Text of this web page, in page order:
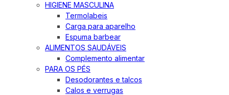
HIGIENE MASCULINA
Termolabeis
Carga para aparelho
Espuma barbear
ALIMENTOS SAUDÁVEIS
Complemento alimentar
PARA OS PÉS
Desodorantes e talcos
Calos e verrugas